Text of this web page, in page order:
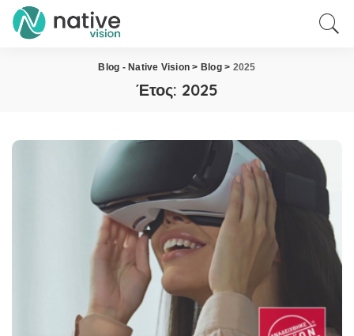
Blog - Native Vision > Blog> 2025
Έτος: 2025